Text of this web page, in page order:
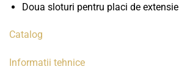
Doua sloturi pentru placi de extensie
Catalog
Informatii tehnice